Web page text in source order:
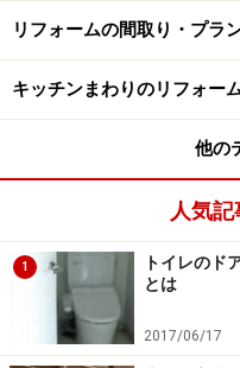
【関連記事】
鬼門に玄関や窓、
現代の日本で、風
風水リフォーム 「
風水リフォームが
※記事内容は執筆時点のも
リフォームの間取り・プラ
キッチンまわりのリフォー
他の
人気
1
トイレのド
とは
2017/06/17